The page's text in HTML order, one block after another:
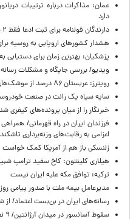
عمان: مذاکرات درباره ترتیبات
دارد
دارندگان قولنامه برای ثبت ادعا فقط ۲ سال فرصت دارند
هشدار کشورهای اروپایی به روسیه
پزشکیان‌: بهترین زمان برای دستیابی
ویدیو/ بررسی جایگاه و مشکلات
رویترز: عربستان ۸۶ درصد از موشک‌های پاتریوت خود را استفاده کرده است
سایه سیاه یک رانت در صنعت
خبرنگار را از میان پرونده‌های کیفری
​فرزندان ایران در راه قهرمانی/
اعزامی به رقابت‌های وزنه‌برداری تاشکند
زلنسکی باز هم از آمریکا کمک خواست
هیلاری کلینتون: کاخ سفید ترامپ
ترکیه: توافق مکه علیه ایران نیست
مدیرعامل بیمه ملت با صدور پیامی
رسانه‌های ایران در بن‌بست اعتماد/ از
سقوط آسانسور در میدان آرژانتین/ ۹ نفر مصدوم شدند